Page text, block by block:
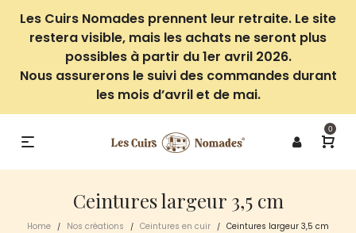
Les Cuirs Nomades prennent leur retraite. Le site
restera visible, mais les achats ne seront plus
possibles à partir du 1er avril 2026.
Nous assurerons le suivi des commandes durant
les mois d’avril et de mai.
0
Ceintures largeur 3,5 cm
Home / Nos créations / Ceintures en cuir / Ceintures largeur 3,5 cm